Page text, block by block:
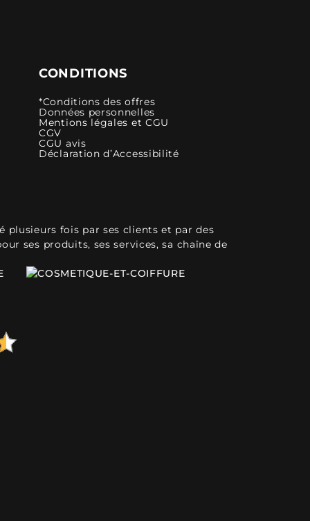
CONDITIONS
*Conditions des offres
Données personnelles
Mentions légales et CGU
CGV
CGU avis
Déclaration d’Accessibilité
plusieurs fois par ses clients et par des
ses produits, ses services, sa chaîne de